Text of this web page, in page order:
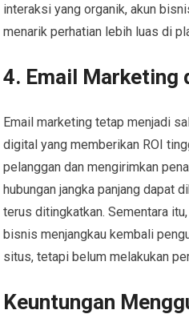
interaksi yang organik, akun
menarik perhatian lebih luas di
4. Email Marketing
Email marketing tetap menjadi
digital yang memberikan ROI
pelanggan dan mengirimkan
hubungan jangka panjang dapat
terus ditingkatkan. Sementara
bisnis menjangkau kembali
situs, tetapi belum melakukan
Keuntungan